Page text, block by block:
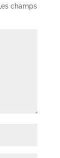
Les champs